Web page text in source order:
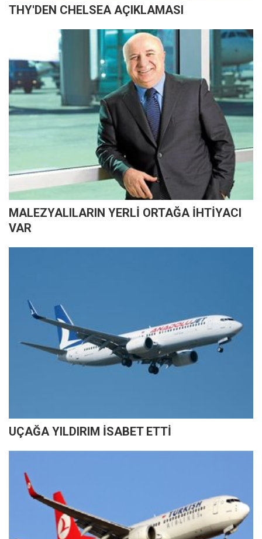
THY'DEN CHELSEA AÇIKLAMASI
MALEZYALILARIN YERLİ ORTAĞA İHTİYACI
VAR
UÇAĞA YILDIRIM İSABET ETTİ